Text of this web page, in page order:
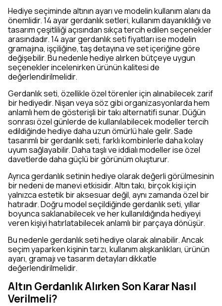
Hediye seçiminde altının ayarı ve modelin kullanım alanı da
önemlidir. 14 ayar gerdanlık setleri, kullanım dayanıklılığı ve
tasarım çeşitliliği açısından sıkça tercih edilen seçenekler
arasındadır. 14 ayar gerdanlık seti fiyatları ise modelin
gramajına, işçiliğine, taş detayına ve set içeriğine göre
değişebilir. Bu nedenle hediye alırken bütçeye uygun
seçenekler incelenirken ürünün kalitesi de
değerlendirilmelidir.
Gerdanlık seti, özellikle özel törenler için alınabilecek zarif
bir hediyedir. Nişan veya söz gibi organizasyonlarda hem
anlamlı hem de gösterişli bir takı alternatifi sunar. Düğün
sonrası özel günlerde de kullanılabilecek modeller tercih
edildiğinde hediye daha uzun ömürlü hale gelir. Sade
tasarımlı bir gerdanlık seti, farklı kombinlerle daha kolay
uyum sağlayabilir. Daha taşlı ve iddialı modeller ise özel
davetlerde daha güçlü bir görünüm oluşturur.
Ayrıca gerdanlık setinin hediye olarak değerli görülmesinin
bir nedeni de manevi etkisidir. Altın takı, birçok kişi için
yalnızca estetik bir aksesuar değil, aynı zamanda özel bir
hatıradır. Doğru model seçildiğinde gerdanlık seti, yıllar
boyunca saklanabilecek ve her kullanıldığında hediyeyi
veren kişiyi hatırlatabilecek anlamlı bir parçaya dönüşür.
Bu nedenle gerdanlık seti hediye olarak alınabilir. Ancak
seçim yaparken kişinin tarzı, kullanım alışkanlıkları, ürünün
ayarı, gramajı ve tasarım detayları dikkatle
değerlendirilmelidir.
Altın Gerdanlık Alırken Son Karar Nasıl
Verilmeli?